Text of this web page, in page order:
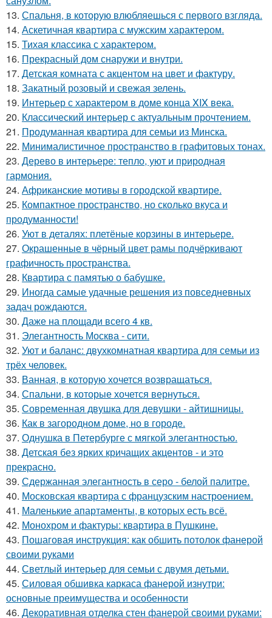
13. Спальня, в которую влюбляешься с первого взгляда.
14. Аскетичная квартира с мужским характером.
15. Тихая классика с характером.
16. Прекрасный дом снаружи и внутри.
17. Детская комната с акцентом на цвет и фактуру.
18. Закатный розовый и свежая зелень.
19. Интерьер с характером в доме конца XIX века.
20. Классический интерьер с актуальным прочтением.
21. Продуманная квартира для семьи из Минска.
22. Минималистичное пространство в графитовых тонах.
23. Дерево в интерьере: тепло, уют и природная
гармония.
24. Африканские мотивы в городской квартире.
25. Компактное пространство, но сколько вкуса и
продуманности!
26. Уют в деталях: плетёные корзины в интерьере.
27. Окрашенные в чёрный цвет рамы подчёркивают
графичность пространства.
28. Квартира с памятью о бабушке.
29. Иногда самые удачные решения из повседневных
задач рождаются.
30. Даже на площади всего 4 кв.
31. Элегантность Москва - сити.
32. Уют и баланс: двухкомнатная квартира для семьи из
трёх человек.
33. Ванная, в которую хочется возвращаться.
34. Спальни, в которые хочется вернуться.
35. Современная двушка для девушки - айтишницы.
36. Как в загородном доме, но в городе.
37. Однушка в Петербурге с мягкой элегантностью.
38. Детская без ярких кричащих акцентов - и это
прекрасно.
39. Сдержанная элегантность в серо - белой палитре.
40. Московская квартира с французским настроением.
41. Маленькие апартаменты, в которых есть всё.
42. Монохром и фактуры: квартира в Пушкине.
43. Пошаговая инструкция: как обшить потолок фанерой
своими руками
44. Светлый интерьер для семьи с двумя детьми.
45. Силовая обшивка каркаса фанерой изнутри:
основные преимущества и особенности
46. Декоративная отделка стен фанерой своими руками: